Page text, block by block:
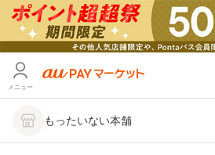
メニュー
もったいない本舗